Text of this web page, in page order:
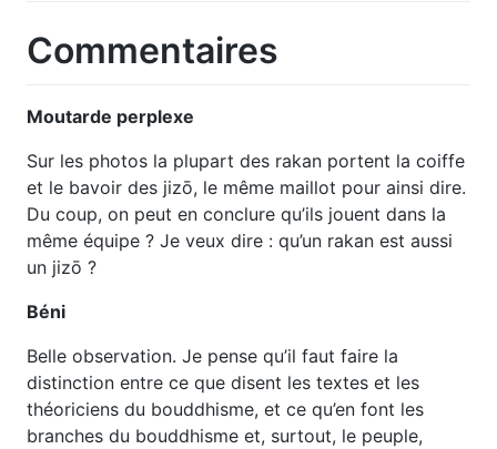
Commentaires
Moutarde perplexe
Sur les photos la plupart des rakan portent la coiffe
et le bavoir des jizō, le même maillot pour ainsi dire.
Du coup, on peut en conclure qu’ils jouent dans la
même équipe ? Je veux dire : qu’un rakan est aussi
un jizō ?
Béni
Belle observation. Je pense qu’il faut faire la
distinction entre ce que disent les textes et les
théoriciens du bouddhisme, et ce qu’en font les
branches du bouddhisme et, surtout, le peuple,